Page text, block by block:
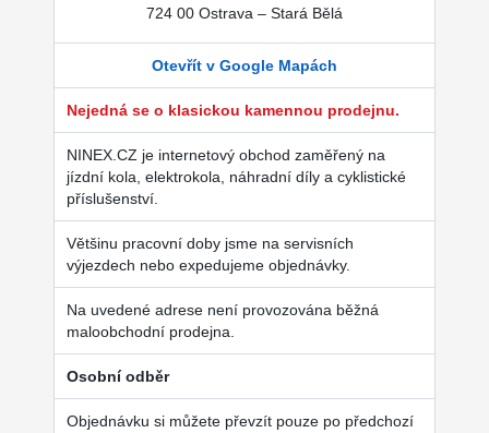
724 00 Ostrava – Stará Bělá
Otevřít v Google Mapách
Nejedná se o klasickou kamennou prodejnu.
NINEX.CZ je internetový obchod zaměřený na
jízdní kola, elektrokola, náhradní díly a cyklistické
příslušenství.
Většinu pracovní doby jsme na servisních
výjezdech nebo expedujeme objednávky.
Na uvedené adrese není provozována běžná
maloobchodní prodejna.
Osobní odběr
Objednávku si můžete převzít pouze po předchozí